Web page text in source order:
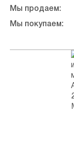
Мы продаем:
Мы покупаем: